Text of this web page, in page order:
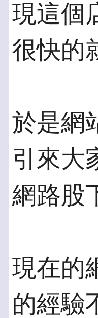
現這個
很快的
於是網
引來大
網路股
現在的
的經驗